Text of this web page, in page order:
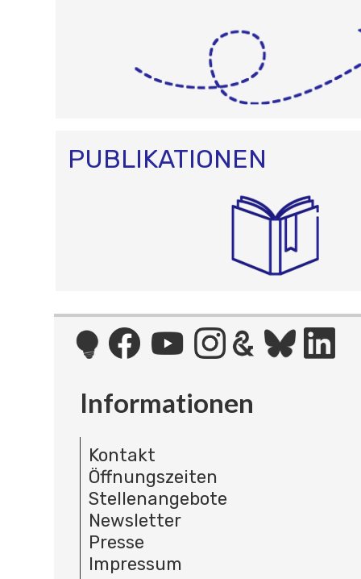
PUBLIKATIONEN
Informationen
Kontakt
Öffnungszeiten
Stellenangebote
Newsletter
Presse
Impressum